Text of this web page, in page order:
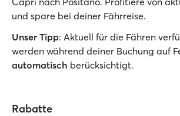
und spare bei deiner Fährreise.
Unser Tipp: Aktuell für die Fähren
werden während deiner Buchung auf
automatisch berücksichtigt.
Rabatte